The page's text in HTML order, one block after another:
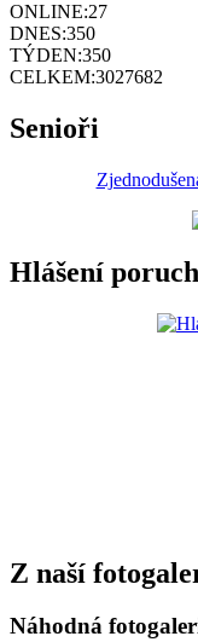
ONLINE:27
DNES:350
TÝDEN:350
CELKEM:3027682
Senioři
Hlášení poruch
Z naší
Náhodná